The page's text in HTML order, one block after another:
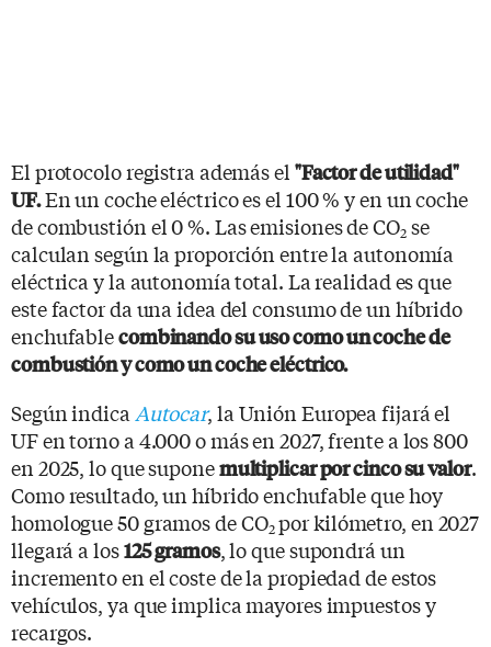
El protocolo registra además el "Factor de utilidad"
UF.En un coche eléctrico es el 100 % y en un coche
de combustión el 0 %. Las emisiones de CO2se
calculan según la proporción entre la autonomía
eléctrica y la autonomía total. La realidad es que
este factor da una idea del consumo de un híbrido
enchufablecombinando su uso como un coche de
combustión y como un coche eléctrico.
Según indica Autocar, la Unión Europea fijará el
UF en torno a 4.000 o más en 2027, frente a los 800
en 2025, lo que suponemultiplicar por cinco su valor.
Como resultado, un híbrido enchufable que hoy
homologue 50 gramos de CO2por kilómetro, en 2027
llegará a los125 gramos, lo que supondrá un
incremento en el coste de la propiedad de estos
vehículos, ya que implica mayores impuestos y
recargos.